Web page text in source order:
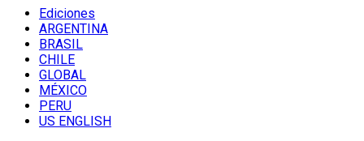
Ediciones
ARGENTINA
BRASIL
CHILE
GLOBAL
MÉXICO
PERU
US ENGLISH